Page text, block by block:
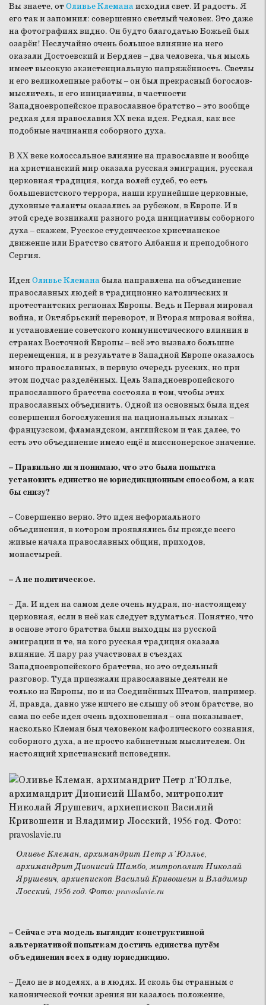
Вы знаете, отОливье Клеманаисходил свет. И радость. Я
его так и запомнил: совершенно светлый человек. Это даже
на фотографиях видно. Он будто благодатью Божьей был
озарён! Неслучайно очень большое влияние на него
оказали Достоевский и Бердяев – два человека, чья мысль
имеет высокую экзистенциальную напряжённость. Светлы
и его великолепные работы – он был прекрасный богослов-
мыслитель, и его инициативы, в частности
Западноевропейское православное братство – это вообще
редкая для православия XX века идея. Редкая, как все
подобные начинания соборного духа.
В XX веке колоссальное влияние на православие и вообще
на христианский мир оказала русская эмиграция, русская
церковная традиция, когда волей судеб, то есть
большевистского террора, наши крупнейшие церковные,
духовные таланты оказались за рубежом, в Европе. И в
этой среде возникали разного рода инициативы соборного
духа – скажем, Русское студенческое христианское
движение или Братство святого Албания и преподобного
Сергия.
ИдеяОливье Клеманабыла направлена на объединение
православных людей в традиционно католических и
протестантских регионах Европы. Ведь и Первая мировая
война, и Октябрьский переворот, и Вторая мировая война,
и установление советского коммунистического влияния в
странах Восточной Европы – всё это вызвало большие
перемещения, и в результате в Западной Европе оказалось
много православных, в первую очередь русских, но при
этом подчас разделённых. Цель Западноевропейского
православного братства состояла в том, чтобы этих
православных объединить. Одной из основных была идея
совершения богослужения на национальных языках –
французском, фламандском, английском и так далее, то
есть это объединение имело ещё и миссионерское значение.
– Правильно ли я понимаю, что это была попытка
установить единство не юрисдикционным способом, а как
бы снизу?
– Совершенно верно. Это идея неформального
объединения, в котором проявлялись бы прежде всего
живые начала православных общин, приходов,
монастырей.
– А не политическое.
– Да. И идея на самом деле очень мудрая, по-настоящему
церковная, если в неё как следует вдуматься. Понятно, что
в основе этого братства были выходцы из русской
эмиграции и те, на кого русская традиция оказала
влияние. Я пару раз участвовал в съездах
Западноевропейского братства, но это отдельный
разговор. Туда приезжали православные деятели не
только из Европы, но и из Соединённых Штатов, например.
Я, правда, давно уже ничего не слышу об этом братстве, но
сама по себе идея очень вдохновенная – она показывает,
насколько Клеман был человеком кафолического сознания,
соборного духа, а не просто кабинетным мыслителем. Он
настоящий христианский исповедник.
Оливье Клеман, архимандрит Петр л’Юллье,
архимандрит Дионисий Шамбо, митрополит Николай
Ярушевич, архиепископ Василий Кривошеин и Владимир
Лосский, 1956 год. Фото: pravoslavie.ru
– Сейчас эта модель выглядит конструктивной
альтернативой попыткам достичь единства путём
объединения всех в одну юрисдикцию.
– Дело не в моделях, а в людях. И сколь бы странным с
канонической точки зрения ни казалось положение,